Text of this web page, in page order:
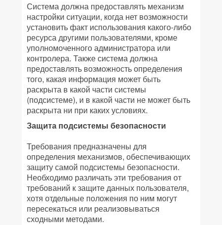
Система должна предоставлять механизм
настройки ситуации, когда нет возможности
установить факт использования какого-либо
ресурса другими пользователями, кроме
уполномоченного администратора или
контролера. Также система должна
предоставлять возможность определения
того, какая информация может быть
раскрыта в какой части системы
(подсистеме), и в какой части не может быть
раскрыта ни при каких условиях.
Защита подсистемы безопасности
Требования предназначены для
определения механизмов, обеспечивающих
защиту самой подсистемы безопасности.
Необходимо различать эти требования от
требований к защите данных пользователя,
хотя отдельные положения по ним могут
пересекаться или реализовываться
сходными методами.